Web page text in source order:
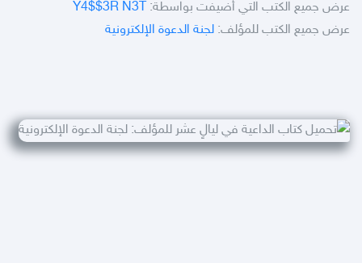
عرض جميع الكتب التي أضيفت بواسطة: Y4$$3R N3T
عرض جميع الكتب للمؤلف: لجنة الدعوة الإلكترونية